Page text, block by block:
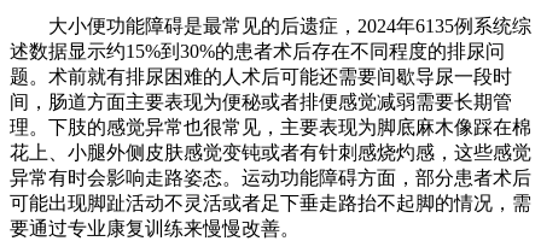
大小便功能障碍是最常见的后遗症，2024年6135例系统综
述数据显示约15%到30%的患者术后存在不同程度的排尿问
题。术前就有排尿困难的人术后可能还需要间歇导尿一段时
间，肠道方面主要表现为便秘或者排便感觉减弱需要长期管
理。下肢的感觉异常也很常见，主要表现为脚底麻木像踩在棉
花上、小腿外侧皮肤感觉变钝或者有针刺感烧灼感，这些感觉
异常有时会影响走路姿态。运动功能障碍方面，部分患者术后
可能出现脚趾活动不灵活或者足下垂走路抬不起脚的情况，需
要通过专业康复训练来慢慢改善。